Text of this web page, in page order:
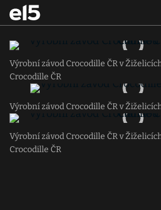
Výrobní závod Crocodille ČR v
Crocodille ČR
Výrobní závod Crocodille ČR v
Výrobní závod Crocodille ČR v
Crocodille ČR